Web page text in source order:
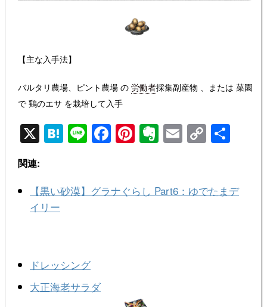
【主な入手法】
バルタリ農場、ピント農場 の 労働者採集副産物 、または 菜園
で 鶏のエサ を栽培して入手
X H
at
n
Li
n
F
a
e
Pi
nt
e
E
v
n
E
m
C
o
y
関連:
【黒い砂漠】グラナぐらし Part6：ゆでたまデ
イリー
ドレッシング
大正海老サラダ